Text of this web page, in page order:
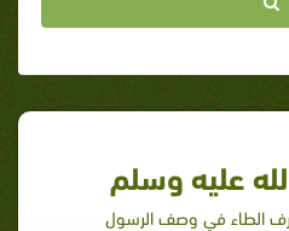
عليه وسلم
الطاء في وصف الرسول